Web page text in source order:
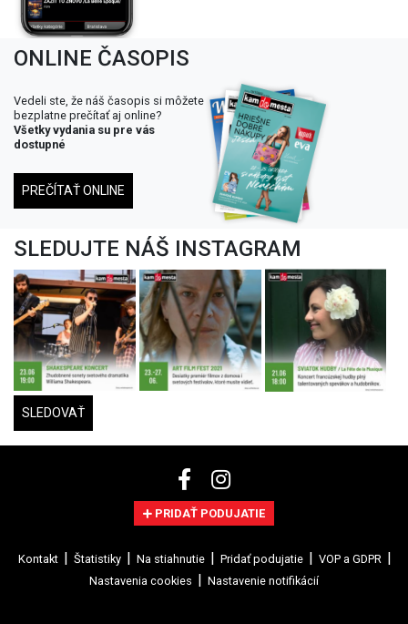
ONLINE ČASOPIS
Vedeli ste, že náš časopis si môžete
bezplatne prečítať aj online?
Všetky vydania su pre vás
dostupné
PREČÍTAŤ ONLINE
SLEDUJTE NÁŠ INSTAGRAM
SLEDOVAŤ
PRIDAŤ PODUJATIE
Kontakt Štatistiky Na stiahnutie Pridať podujatie
VOP a GDPR
Nastavenia cookies
Nastavenie notifikácií